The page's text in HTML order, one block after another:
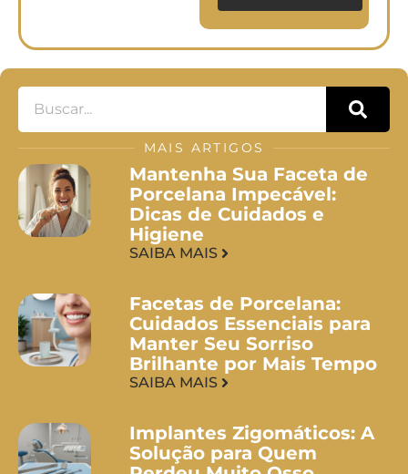
MAIS ARTIGOS
Mantenha Sua Faceta de
Porcelana Impecável:
Dicas de Cuidados e
Higiene
SAIBA MAIS
Facetas de Porcelana:
Cuidados Essenciais para
Manter Seu Sorriso
Brilhante por Mais Tempo
SAIBA MAIS
Implantes Zigomáticos: A
Solução para Quem